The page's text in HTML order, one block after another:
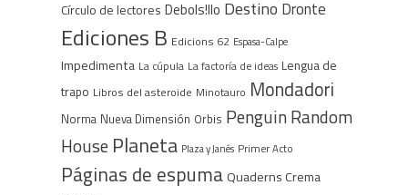
Círculo de lectores Debols!llo Destino Dronte
Ediciones B Edicions 62 Espasa-Calpe
Impedimenta La cúpula La factoría de ideas Lengua de
trapo Libros del asteroide Minotauro Mondadori
Norma Nueva Dimensión Orbis Penguin Random
House Planeta Plaza y Janés Primer Acto
Páginas de espumaQuaderns Crema